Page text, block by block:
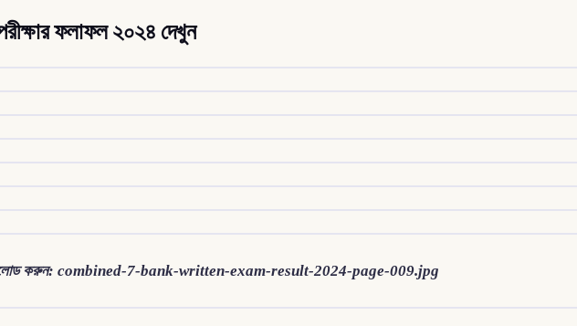
ফলাফল ২০২৪ দেখুন
আপলোড করুন: combined-7-bank-written-exam-result-2024-page-009.jpg